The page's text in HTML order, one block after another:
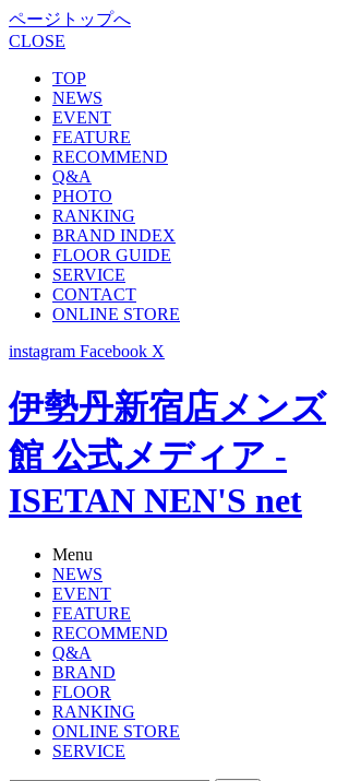
ページトップへ
CLOSE
TOP
NEWS
EVENT
FEATURE
RECOMMEND
Q&A
PHOTO
RANKING
BRAND INDEX
FLOOR GUIDE
SERVICE
CONTACT
ONLINE STORE
instagram Facebook X
伊勢丹新宿店メンズ
館 公式メディア -
ISETAN NEN'S net
Menu
NEWS
EVENT
FEATURE
RECOMMEND
Q&A
BRAND
FLOOR
RANKING
ONLINE STORE
SERVICE